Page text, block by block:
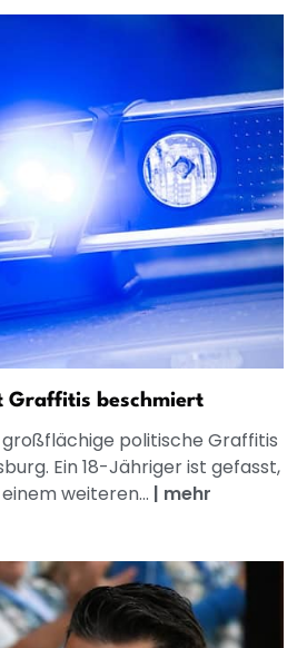
Graffitis beschmiert
politische Graffitis
Ein 18-Jähriger ist gefasst,
weiteren... | mehr